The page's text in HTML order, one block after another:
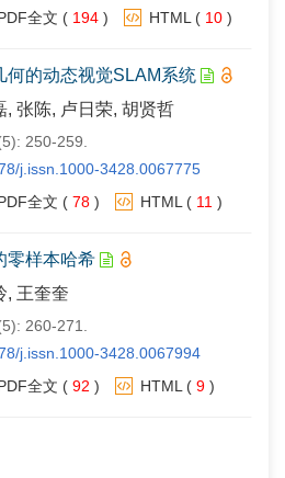
全文 ( 194 ) HTML ( 10 )
何的动态视觉SLAM系统
, 张陈, 卢日荣, 胡贤哲
250-259.
j.issn.1000-3428.0067775
全文 ( 78 ) HTML ( 11 )
零样本哈希
, 王奎奎
260-271.
j.issn.1000-3428.0067994
全文 ( 92 ) HTML ( 9 )